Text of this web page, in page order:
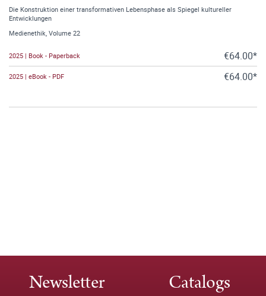
Die Konstruktion einer transformativen Lebensphase als Spiegel kultureller
Entwicklungen
Medienethik, Volume 22
2025 | Book - Paperback €64.00*
2025 | eBook - PDF €64.00*
Newsletter Catalogs